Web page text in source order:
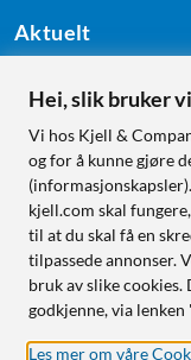
Aktuelt
Følg oss
Handle fra:
Sverige
Norge
Hei, slik bruker
Vi hos Kjell &
og for å kunne gjøre
kjell.com skal
til at du skal få en
tilpassede annonser.
bruk av slike cookies.
godkjenne, via
Les mer om våre